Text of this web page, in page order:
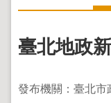
島
臺北地政
發布機關：臺北市